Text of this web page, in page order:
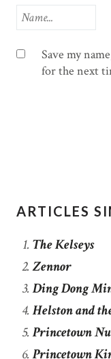
Save my
for the next
ARTICLES
The Kelseys
Zennor
Ding Dong
Helston and
Princetown
Princetown